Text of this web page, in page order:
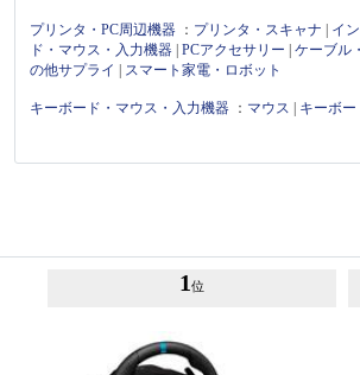
プリンタ・PC周辺機器 ： プリンタ・スキャナ イ
ド・マウス・入力機器 |PCアクセサリー |ケーブル
の他サプライ
スマート家電・ロボット
キーボード・マウス・入力機器 ： マウス キーボー
1 位